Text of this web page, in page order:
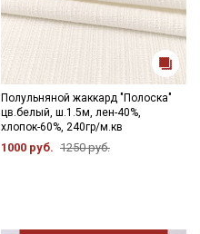
Полульняной жаккард "Полоска"
цв.белый, ш.1.5м, лен-40%,
хлопок-60%, 240гр/м.кв
1000 руб. 1250 руб.